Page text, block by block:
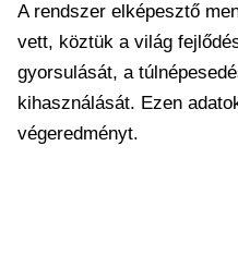
A rendszer elképesztő
vett, köztük a világ
gyorsulását, a
kihasználását. Ezen
végeredményt.